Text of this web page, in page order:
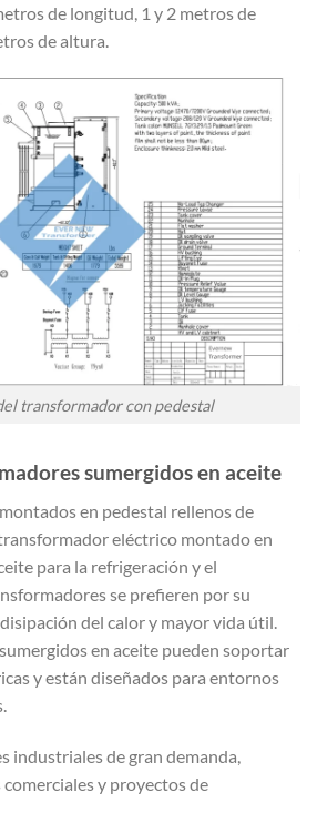
de longitud, 1 y 2 metros de
de altura.
transformador con pedestal
sumergidos en aceite
en pedestal rellenos de
eléctrico montado en
para la refrigeración y el
se prefieren por su
del calor y mayor vida útil.
en aceite pueden soportar
y están diseñados para entornos
industriales de gran demanda,
y proyectos de